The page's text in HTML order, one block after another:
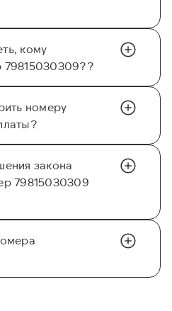
кому
79815030309??
номеру
закона
79815030309